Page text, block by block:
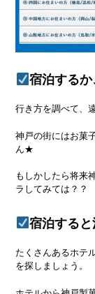
宿泊する
行き方を調べて、
神戸の街にはお菓
ん★
もしかしたら将来
ラしてみては？？
宿泊する
たくさんあるホテ
を探しましょう。